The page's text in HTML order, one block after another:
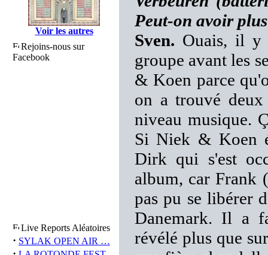
Voir les autres
Rejoins-nous sur
Facebook
Live Reports Aléatoires
· SYLAK OPEN AIR …
Peut-on avoir
Sven. Ouais, il y
groupe avant les
& Koen parce
on a trouvé
niveau musique.
Si Niek & Koen
Dirk qui s'est
album, car Frank
pas pu se libérer
Danemark. Il a
révélé plus que